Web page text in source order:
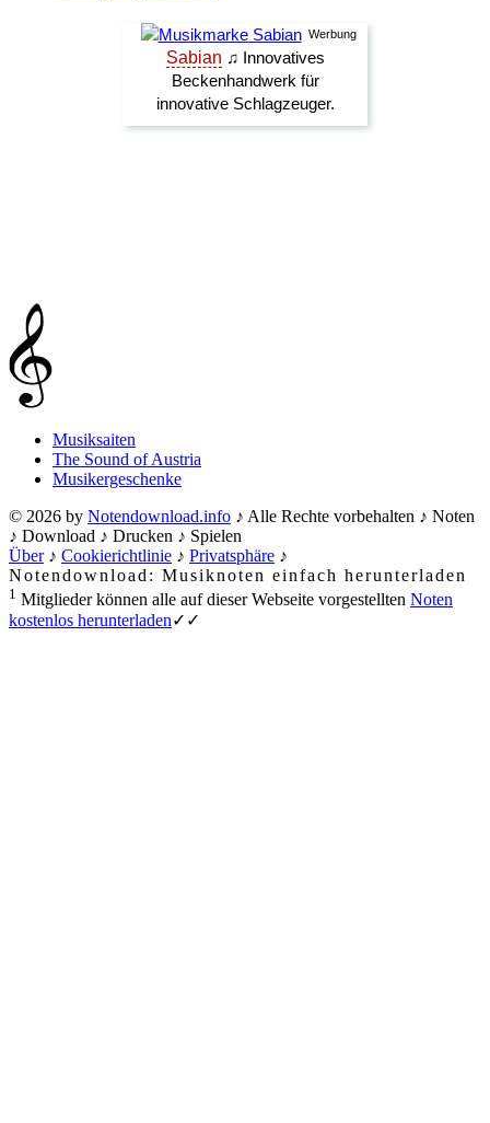
Musiksaiten
The Sound of Austria
Musikergeschenke
© 2026 by Notendownload.info ♪ Alle Rechte vorbehalten ♪ Noten
♪ Download ♪ Drucken ♪ Spielen
Über♪ Cookierichtlinie ♪ Privatsphäre ♪
Notendownload: Musiknoten einfach herunterladen
1 Mitglieder können alle auf dieser Webseite vorgestellten Noten
kostenlos herunterladen✓✓